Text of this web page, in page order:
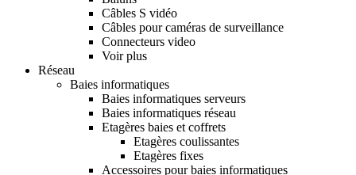
Câbles S vidéo
Câbles pour caméras de surveillance
Connecteurs video
Voir plus
Réseau
Baies informatiques
Baies informatiques serveurs
Baies informatiques réseau
Etagères baies et coffrets
Etagères coulissantes
Etagères fixes
Accessoires pour baies informatiques